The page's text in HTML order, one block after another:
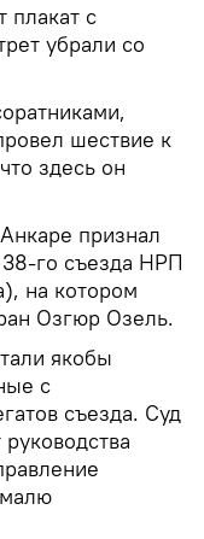
плакат с
убрали со
шествие к
здесь он
признал
го съезда НРП
на котором
Озгюр Озель.
якобы
с
съезда. Суд